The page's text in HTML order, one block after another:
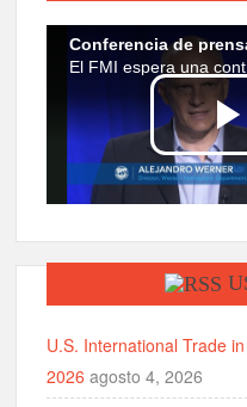
Fletes
U.S. International Trade
2026 agosto 4, 2026